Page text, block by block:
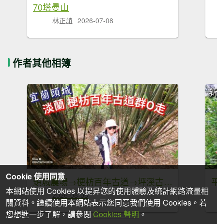
70塔曼山
林正誼 2026-07-08
作者其他相簿
頭城農場→梗枋百年古道→坪溪古道→象寮古道→石空古道→石空山→岩藏山O型
2026-08-06
Cookie 使用同意
本網站使用 Cookies 以提昇您的使用體驗及統計網路流量相
關資料。繼續使用本網站表示您同意我們使用 Cookies。若
您想進一步了解，請參閱 Cookies 聲明 。